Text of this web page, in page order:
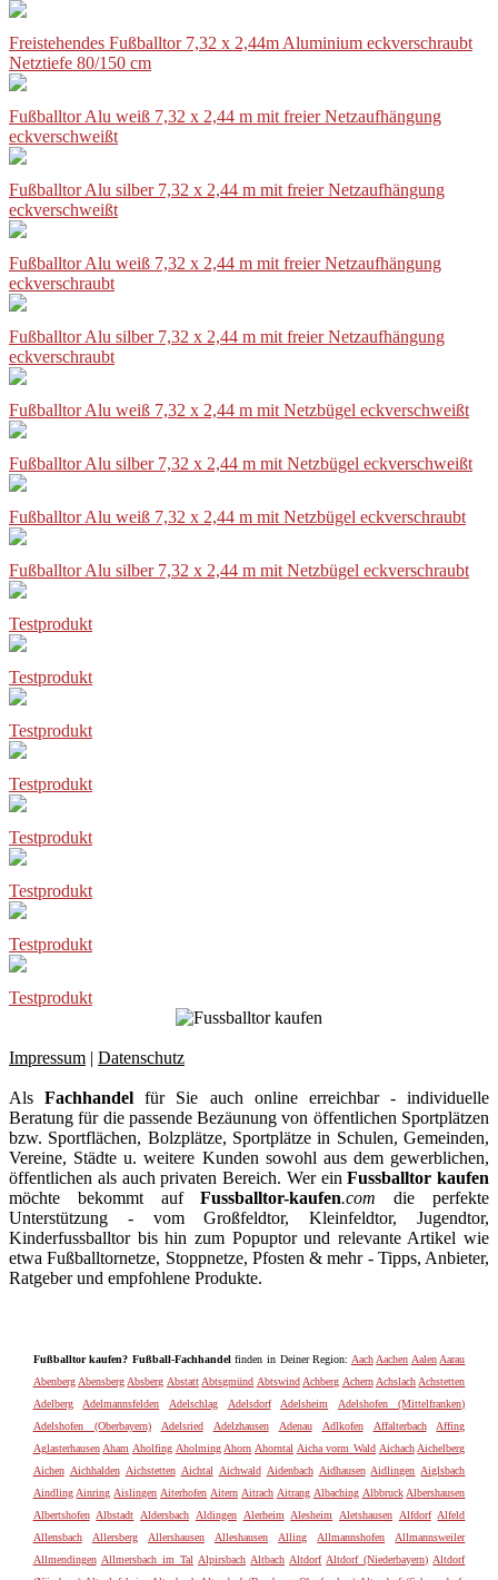
Freistehendes Fußballtor 7,32 x 2,44m Aluminium eckverschraubt
Netztiefe 80/150 cm
Fußballtor Alu weiß 7,32 x 2,44 m mit freier Netzaufhängung
eckverschweißt
Fußballtor Alu silber 7,32 x 2,44 m mit freier Netzaufhängung
eckverschweißt
Fußballtor Alu weiß 7,32 x 2,44 m mit freier Netzaufhängung
eckverschraubt
Fußballtor Alu silber 7,32 x 2,44 m mit freier Netzaufhängung
eckverschraubt
Fußballtor Alu weiß 7,32 x 2,44 m mit Netzbügel eckverschweißt
Fußballtor Alu silber 7,32 x 2,44 m mit Netzbügel eckverschweißt
Fußballtor Alu weiß 7,32 x 2,44 m mit Netzbügel eckverschraubt
Fußballtor Alu silber 7,32 x 2,44 m mit Netzbügel eckverschraubt
Testprodukt
Testprodukt
Testprodukt
Testprodukt
Testprodukt
Testprodukt
Testprodukt
Testprodukt
Impressum | Datenschutz
AlsFachhandel für Sie auch online erreichbar - individuelle
Beratung für die passende Bezäunung von öffentlichen Sportplätzen
bzw. Sportflächen, Bolzplätze, Sportplätze in Schulen, Gemeinden,
Vereine, Städte u. weitere Kunden sowohl aus dem gewerblichen,
öffentlichen als auch privaten Bereich. Wer einFussballtor kaufen
möchte bekommt aufFussballtor-kaufen.com die perfekte
Unterstützung - vom Großfeldtor, Kleinfeldtor, Jugendtor,
Kinderfussballtor bis hin zum Popuptor und relevante Artikel wie
etwa Fußballtornetze, Stoppnetze, Pfosten & mehr - Tipps, Anbieter,
Ratgeber und empfohlene Produkte.
Fußballtor kaufen? Fußball-Fachhandelfinden in Deiner Region: Aach Aachen Aalen Aarau
Abenberg Abensberg Absberg Abstatt Abtsgmünd Abtswind Achberg Achern Achslach Achstetten
Adelberg
Adelmannsfelden Adelschlag Adelsdorf Adelsheim
Adelshofen (Mittelfranken)
Adelshofen (Oberbayern)
Adelsried Adelzhausen Adenau Adlkofen Affalterbach
Affing
Aglasterhausen Aham Aholfing Aholming Ahorn Ahorntal Aicha vorm Wald Aichach Aichelberg
Aichen Aichhalden Aichstetten Aichtal Aichwald Aidenbach Aidhausen Aidlingen Aiglsbach
Aindling Ainring Aislingen Aiterhofen Aitern Aitrach Aitrang Albaching Albbruck Albershausen
Albertshofen Albstadt Aldersbach Aldingen Alerheim Alesheim Aletshausen Alfdorf Alfeld
Allensbach
Allersberg Allershausen Alleshausen Alling Allmannshofen
Allmannsweiler
Allmendingen Allmersbach im Tal Alpirsbach Altbach Altdorf Altdorf (Niederbayern) Altdorf